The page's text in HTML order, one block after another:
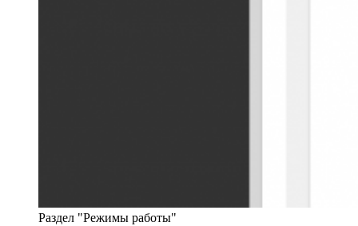
Раздел "Режимы работы"